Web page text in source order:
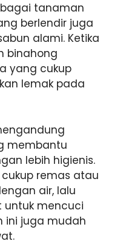
tanaman
berlendir juga
alami. Ketika
binahong
yang cukup
lemak pada
membantu
lebih higienis.
remas atau
air, lalu
untuk mencuci
ini juga mudah